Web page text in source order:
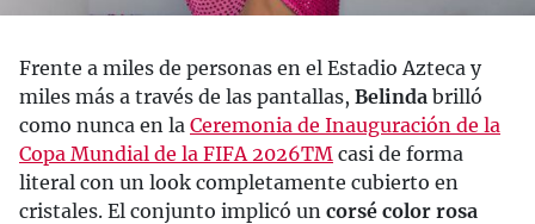
Frente a miles de personas en el Estadio Azteca y
miles más a través de las pantallas, Belinda brilló
como nunca en la Ceremonia de Inauguración de la
Copa Mundial de la FIFA 2026TM casi de forma
literal con un look completamente cubierto en
cristales. El conjunto implicó un corsé color rosa